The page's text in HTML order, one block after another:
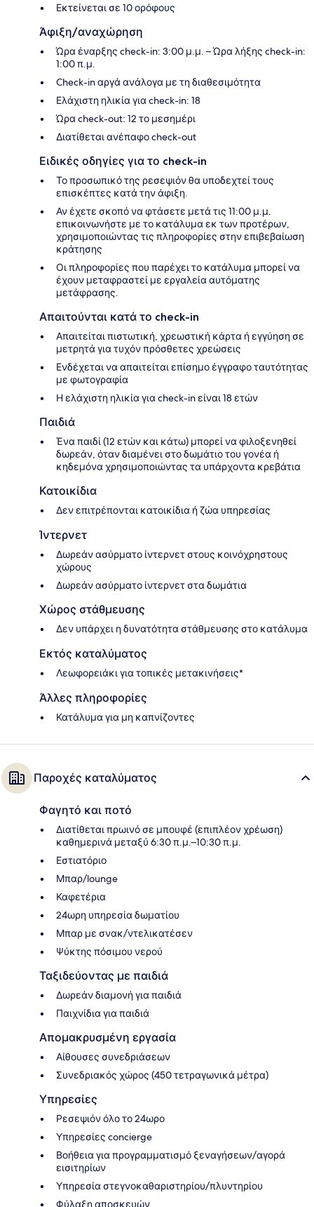
Εκτείνεται σε 10 ορόφους
Άφιξη/αναχώρηση
Ώρα έναρξης check-in: 3:00 μ.μ. – Ώρα λήξης check-in:
1:00 π.μ.
Check-in αργά ανάλογα με τη διαθεσιμότητα
Ελάχιστη ηλικία για check-in: 18
Ώρα check-out: 12 το μεσημέρι
Διατίθεται ανέπαφο check-out
Ειδικές οδηγίες για το check-in
Το προσωπικό της ρεσεψιόν θα υποδεχτεί τους
επισκέπτες κατά την άφιξη.
Αν έχετε σκοπό να φτάσετε μετά τις 11:00 μ.μ.
επικοινωνήστε με το κατάλυμα εκ των προτέρων,
χρησιμοποιώντας τις πληροφορίες στην επιβεβαίωση
κράτησης
Οι πληροφορίες που παρέχει το κατάλυμα μπορεί να
έχουν μεταφραστεί με εργαλεία αυτόματης
μετάφρασης.
Απαιτούνται κατά το check-in
Απαιτείται πιστωτική, χρεωστική κάρτα ή εγγύηση σε
μετρητά για τυχόν πρόσθετες χρεώσεις
Ενδέχεται να απαιτείται επίσημο έγγραφο ταυτότητας
με φωτογραφία
Η ελάχιστη ηλικία για check-in είναι 18 ετών
Παιδιά
Ένα παιδί (12 ετών και κάτω) μπορεί να φιλοξενηθεί
δωρεάν, όταν διαμένει στο δωμάτιο του γονέα ή
κηδεμόνα χρησιμοποιώντας τα υπάρχοντα κρεβάτια
Κατοικίδια
Δεν επιτρέπονται κατοικίδια ή ζώα υπηρεσίας
Ίντερνετ
Δωρεάν ασύρματο ίντερνετ στους κοινόχρηστους
χώρους
Δωρεάν ασύρματο ίντερνετ στα δωμάτια
Χώρος στάθμευσης
Δεν υπάρχει η δυνατότητα στάθμευσης στο κατάλυμα
Εκτός καταλύματος
Λεωφορειάκι για τοπικές μετακινήσεις*
Άλλες πληροφορίες
Κατάλυμα για μη καπνίζοντες
Παροχές καταλύματος
Φαγητό και ποτό
Διατίθεται πρωινό σε μπουφέ (επιπλέον χρέωση)
καθημερινά μεταξύ 6:30 π.μ.–10:30 π.μ.
Εστιατόριο
Μπαρ/lounge
Καφετέρια
24ωρη υπηρεσία δωματίου
Μπαρ με σνακ/ντελικατέσεν
Ψύκτης πόσιμου νερού
Ταξιδεύοντας με παιδιά
Δωρεάν διαμονή για παιδιά
Παιχνίδια για παιδιά
Απομακρυσμένη εργασία
Αίθουσες συνεδριάσεων
Συνεδριακός χώρος (450 τετραγωνικά μέτρα)
Υπηρεσίες
Ρεσεψιόν όλο το 24ωρο
Υπηρεσίες concierge
Βοήθεια για προγραμματισμό ξεναγήσεων/αγορά
εισιτηρίων
Υπηρεσία στεγνοκαθαριστηρίου/πλυντηρίου
Φύλαξη αποσκευών